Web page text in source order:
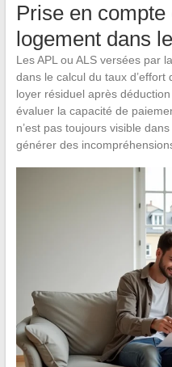
Prise en compte
logement dans
Les APL ou ALS versées par
dans le calcul du taux
loyer résiduel après
évaluer la capacité de
n’est pas toujours visible
générer des